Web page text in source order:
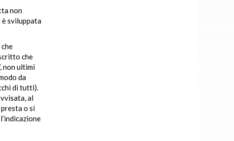
non
sviluppata
che
’, non ultimi
da
di tutti).
al
presta o si